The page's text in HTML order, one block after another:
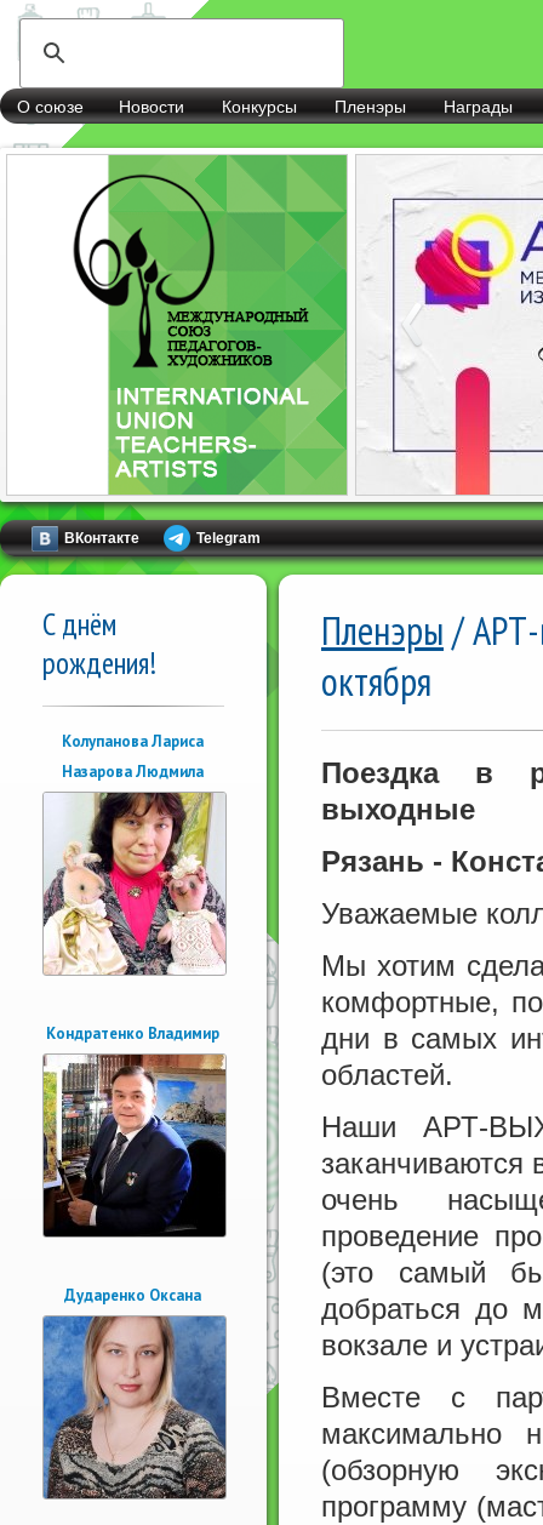
О союзе Новости Конкурсы Пленэры Награды
ВКонтакте Telegram
С днём
рождения!
Колупанова Лариса
Назарова Людмила
Кондратенко Владимир
Дударенко Оксана
Пленэры/ АРТ-
октября
Поездка в
выходные
Рязань -
Уважаемые
Мы хотим
комфортные,
дни в самых
областей.
Наши АРТ-
заканчиваются
очень
проведение
(это самый
добраться до
вокзале и
Вместе с
максимально
(обзорную
программу